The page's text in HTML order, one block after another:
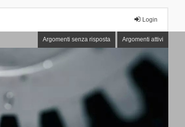
Login
Argomenti senza risposta Argomenti attivi